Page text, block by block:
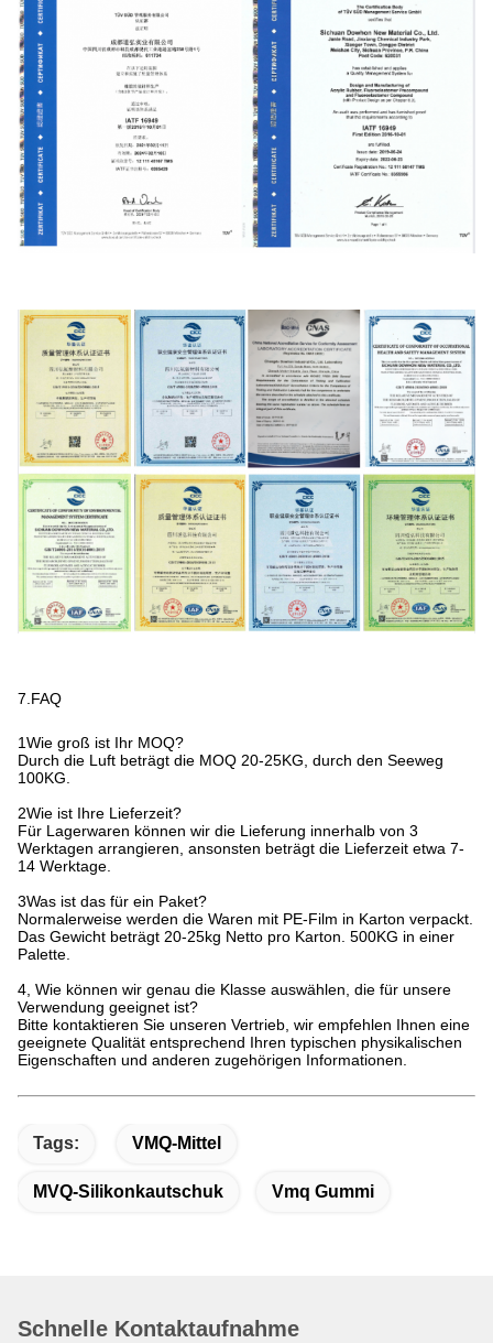
7.FAQ
1Wie groß ist Ihr MOQ?
Durch die Luft beträgt die MOQ 20-25KG, durch den Seeweg
100KG.
2Wie ist Ihre Lieferzeit?
Für Lagerwaren können wir die Lieferung innerhalb von 3
Werktagen arrangieren, ansonsten beträgt die Lieferzeit etwa 7-
14 Werktage.
3Was ist das für ein Paket?
Normalerweise werden die Waren mit PE-Film in Karton verpackt.
Das Gewicht beträgt 20-25kg Netto pro Karton. 500KG in einer
Palette.
4, Wie können wir genau die Klasse auswählen, die für unsere
Verwendung geeignet ist?
Bitte kontaktieren Sie unseren Vertrieb, wir empfehlen Ihnen eine
geeignete Qualität entsprechend Ihren typischen physikalischen
Eigenschaften und anderen zugehörigen Informationen.
Tags: VMQ-Mittel
MVQ-Silikonkautschuk Vmq Gummi
Schnelle Kontaktaufnahme